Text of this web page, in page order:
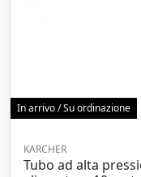
In arrivo / Su ordinazione
KARCHER
Tubo ad alta